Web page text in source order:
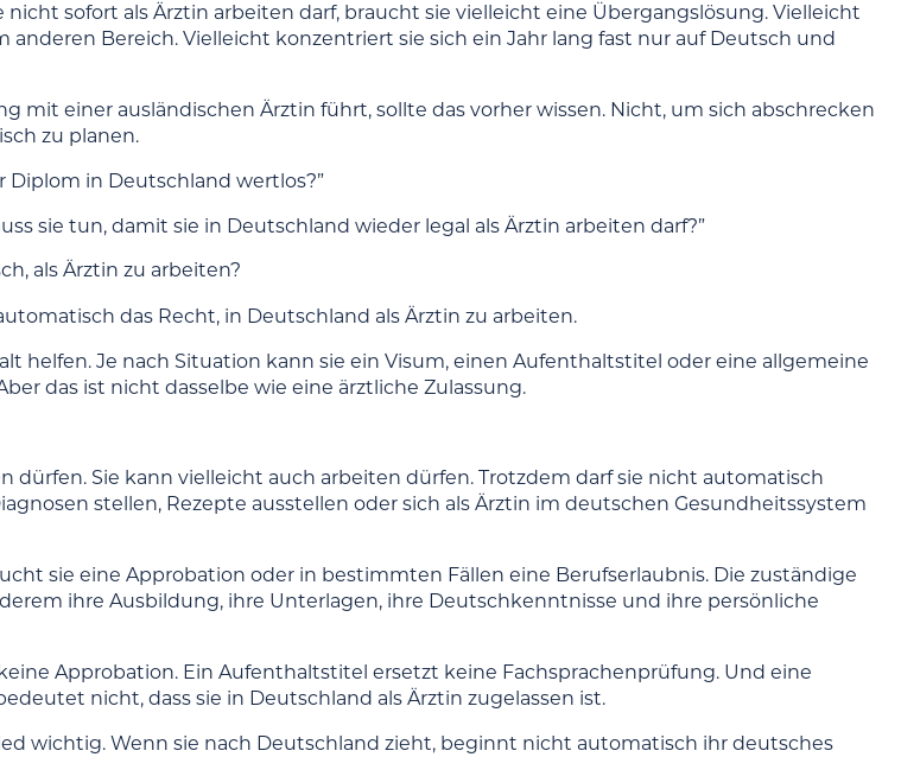
nicht sofort als Ärztin arbeiten darf, braucht sie vielleicht eine Übergangslösung. Vielleicht
anderen Bereich. Vielleicht konzentriert sie sich ein Jahr lang fast nur auf Deutsch und
mit einer ausländischen Ärztin führt, sollte das vorher wissen. Nicht, um sich abschrecken
zu planen.
Diplom in Deutschland wertlos?”
sie tun, damit sie in Deutschland wieder legal als Ärztin arbeiten darf?”
als Ärztin zu arbeiten?
das Recht, in Deutschland als Ärztin zu arbeiten.
helfen. Je nach Situation kann sie ein Visum, einen Aufenthaltstitel oder eine allgemeine
das ist nicht dasselbe wie eine ärztliche Zulassung.
dürfen. Sie kann vielleicht auch arbeiten dürfen. Trotzdem darf sie nicht automatisch
stellen, Rezepte ausstellen oder sich als Ärztin im deutschen Gesundheitssystem
sie eine Approbation oder in bestimmten Fällen eine Berufserlaubnis. Die zuständige
ihre Ausbildung, ihre Unterlagen, ihre Deutschkenntnisse und ihre persönliche
Approbation. Ein Aufenthaltstitel ersetzt keine Fachsprachenprüfung. Und eine
nicht, dass sie in Deutschland als Ärztin zugelassen ist.
wichtig. Wenn sie nach Deutschland zieht, beginnt nicht automatisch ihr deutsches